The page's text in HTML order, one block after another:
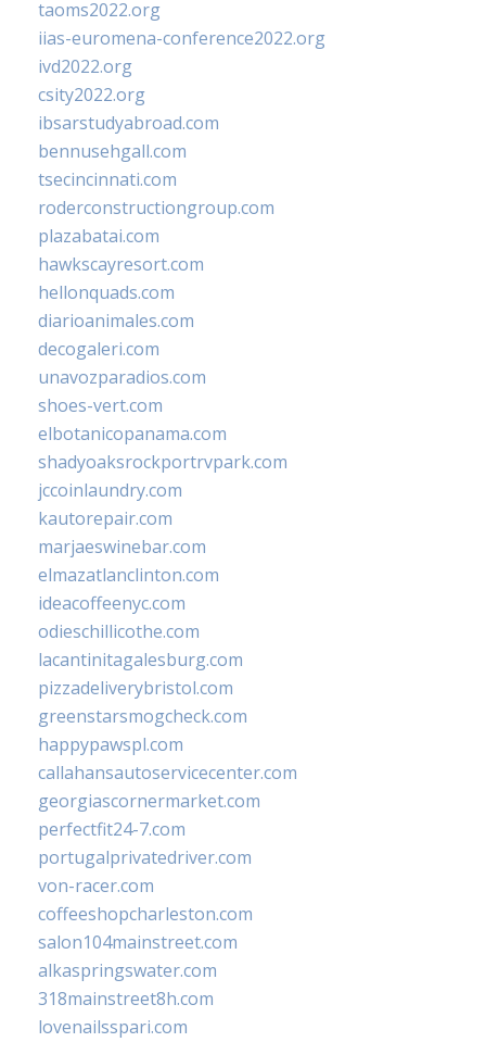
taoms2022.org
iias-euromena-conference2022.org
ivd2022.org
csity2022.org
ibsarstudyabroad.com
bennusehgall.com
tsecincinnati.com
roderconstructiongroup.com
plazabatai.com
hawkscayresort.com
hellonquads.com
diarioanimales.com
decogaleri.com
unavozparadios.com
shoes-vert.com
elbotanicopanama.com
shadyoaksrockportrvpark.com
jccoinlaundry.com
kautorepair.com
marjaeswinebar.com
elmazatlanclinton.com
ideacoffeenyc.com
odieschillicothe.com
lacantinitagalesburg.com
pizzadeliverybristol.com
greenstarsmogcheck.com
happypawspl.com
callahansautoservicecenter.com
georgiascornermarket.com
perfectfit24-7.com
portugalprivatedriver.com
von-racer.com
coffeeshopcharleston.com
salon104mainstreet.com
alkaspringswater.com
318mainstreet8h.com
lovenailsspari.com